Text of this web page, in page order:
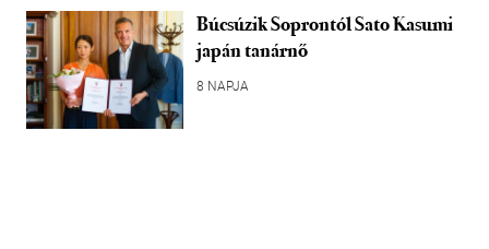
Búcsúzik Soprontól Sato Kasumi
japán tanárnő
8 NAPJA